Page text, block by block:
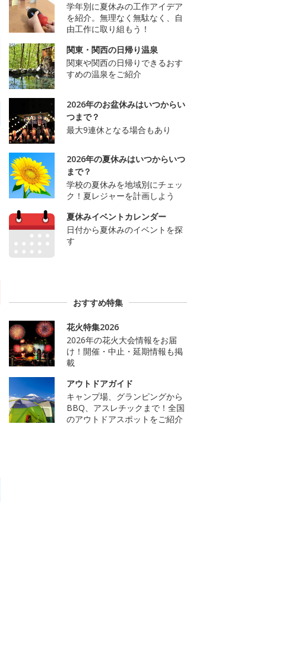
学年別に夏休みの工作アイデア
を紹介。無理なく無駄なく、自
由工作に取り組もう！
関東・関西の日帰り温泉
関東や関西の日帰りできるおす
すめの温泉をご紹介
2026年のお盆休みはいつからい
つまで？
最大9連休となる場合もあり
2026年の夏休みはいつからいつ
まで？
学校の夏休みを地域別にチェッ
ク！夏レジャーを計画しよう
夏休みイベントカレンダー
日付から夏休みのイベントを探
す
おすすめ特集
花火特集2026
2026年の花火大会情報をお届
け！開催・中止・延期情報も掲
載
アウトドアガイド
キャンプ場、グランピングから
BBQ、アスレチックまで！全国
のアウトドアスポットをご紹介